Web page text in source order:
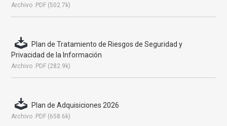
Archivo .PDF (502.7k)
Plan de Tratamiento de Riesgos de Seguridad y
Privacidad de la Información
Archivo .PDF (282.9k)
Plan de Adquisiciones 2026
Archivo .PDF (658.6k)